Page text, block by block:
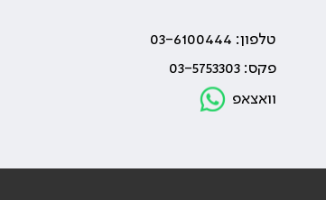
טלפון: 03-6100444
פקס: 03-5753303
וואצאפ